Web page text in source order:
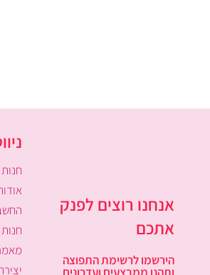
אנחנו רוצים לפנק
אתכם
הירשמו לרשימת התפוצה
ותהנו ממבצעים ועדכונים
חנות